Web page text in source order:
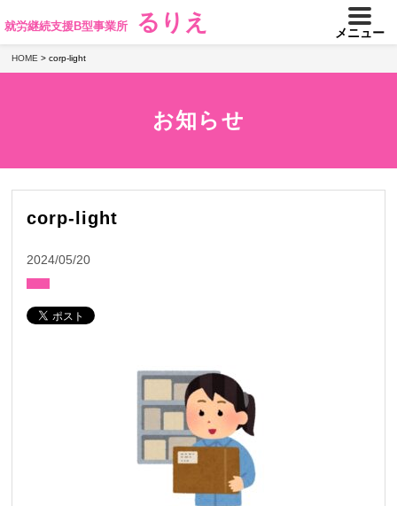
就労継続支援B型事業所 るりえ メニュー
HOME > corp-light
お知らせ
corp-light
2024/05/20